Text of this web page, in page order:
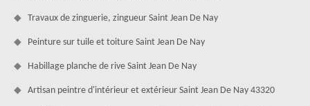
Travaux de zinguerie, zingueur Saint Jean De Nay
Peinture sur tuile et toiture Saint Jean De Nay
Habillage planche de rive Saint Jean De Nay
Artisan peintre d'intérieur et extérieur Saint Jean De Nay 43320